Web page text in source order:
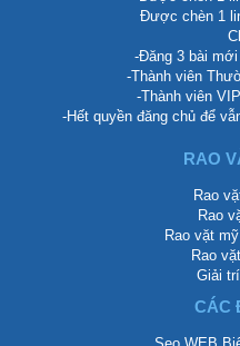
Được chèn 1
-Đăng 3 bài
-Thành viên
-Thành viên
-Hết quyền đăng chủ để
RAO
Rao
Rao
Rao vặt
Rao
Giải
CÁC